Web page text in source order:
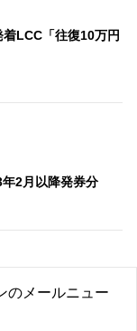
LCC「往復10万円
2月以降発券分
のメールニュー